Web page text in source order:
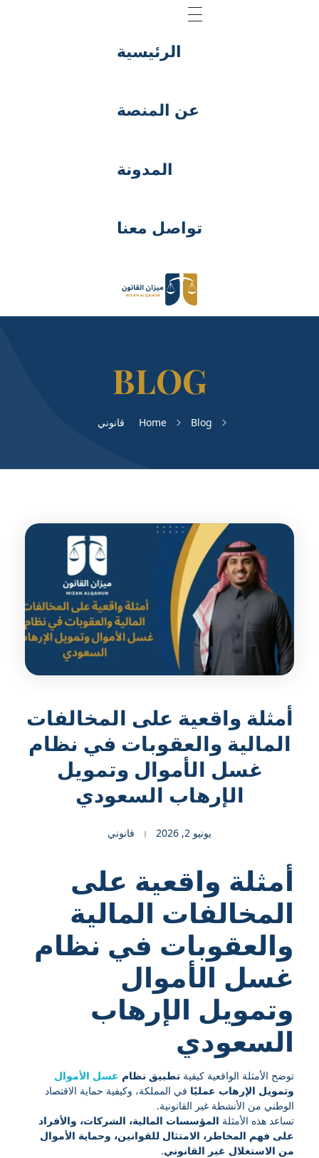
الرئيسية
عن المنصة
المدونة
تواصل معنا
Home Blog قانوني
أمثلة واقعية على المخالفات
المالية والعقوبات في نظام
غسل الأموال وتمويل
الإرهاب السعودي
يونيو 2, 2026 قانوني
أمثلة واقعية على
المخالفات المالية
والعقوبات في نظام
غسل الأموال
وتمويل الإرهاب
السعودي
توضح الأمثلة الواقعية كيفية تطبيق نظام غسل الأموال
وتمويل الإرهاب عمليًا في المملكة، وكيفية حماية الاقتصاد
الوطني من الأنشطة غير القانونية.
تساعد هذه الأمثلة المؤسسات المالية، الشركات، والأفراد
على فهم المخاطر، الامتثال للقوانين، وحماية الأموال
من الاستغلال غير القانوني.